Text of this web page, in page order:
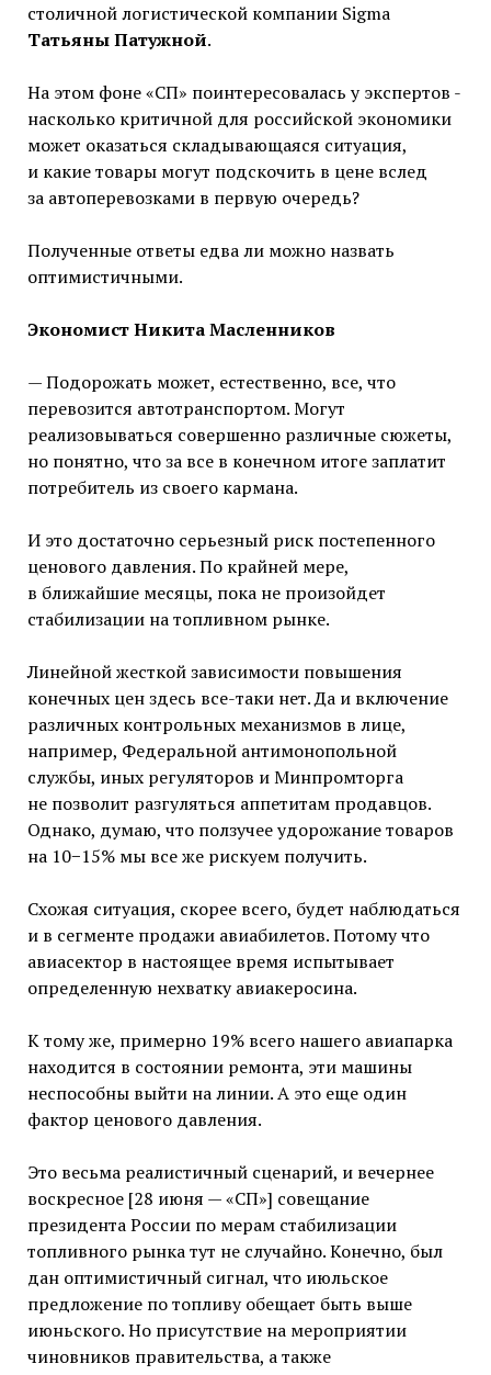
столичной логистической компании Sigma
Татьяны Патужной.
На этом фоне «СП» поинтересовалась у экспертов ­-
насколько критичной для российской экономики
может оказаться складывающаяся ситуация,
и какие товары могут подскочить в цене вслед
за автоперевозками в первую очередь?
Полученные ответы едва ли можно назвать
оптимистичными.
Экономист Никита Масленников
— Подорожать может, естественно, все, что
перевозится автотранспортом. Могут
реализовываться совершенно различные сюжеты,
но понятно, что за все в конечном итоге заплатит
потребитель из своего кармана.
И это достаточно серьезный риск постепенного
ценового давления. По крайней мере,
в ближайшие месяцы, пока не произойдет
стабилизации на топливном рынке.
Линейной жесткой зависимости повышения
конечных цен здесь все-таки нет. Да и включение
различных контрольных механизмов в лице,
например, Федеральной антимонопольной
службы, иных регуляторов и Минпромторга
не позволит разгуляться аппетитам продавцов.
Однако, думаю, что ползучее удорожание товаров
на 10−15% мы все же рискуем получить.
Схожая ситуация, скорее всего, будет наблюдаться
и в сегменте продажи авиабилетов. Потому что
авиасектор в настоящее время испытывает
определенную нехватку авиакеросина.
К тому же, примерно 19% всего нашего авиапарка
находится в состоянии ремонта, эти машины
неспособны выйти на линии. А это еще один
фактор ценового давления.
Это весьма реалистичный сценарий, и вечернее
воскресное [28 июня — «СП»] совещание
президента России по мерам стабилизации
топливного рынка тут не случайно. Конечно, был
дан оптимистичный сигнал, что июльское
предложение по топливу обещает быть выше
июньского. Но присутствие на мероприятии
чиновников правительства, а также